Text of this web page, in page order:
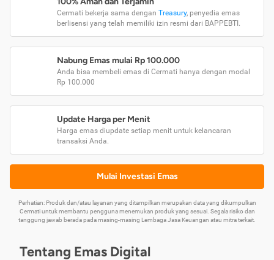
Cermati bekerja sama dengan Treasury, penyedia emas
berlisensi yang telah memiliki izin resmi dari BAPPEBTI.
Nabung Emas mulai Rp 100.000
Anda bisa membeli emas di Cermati hanya dengan modal
Rp 100.000
Update Harga per Menit
Harga emas diupdate setiap menit untuk kelancaran
transaksi Anda.
Mulai Investasi Emas
Perhatian: Produk dan/atau layanan yang ditampilkan merupakan data yang dikumpulkan
Cermati untuk membantu pengguna menemukan produk yang sesuai. Segala risiko dan
tanggung jawab berada pada masing-masing Lembaga Jasa Keuangan atau mitra terkait.
Tentang Emas Digital